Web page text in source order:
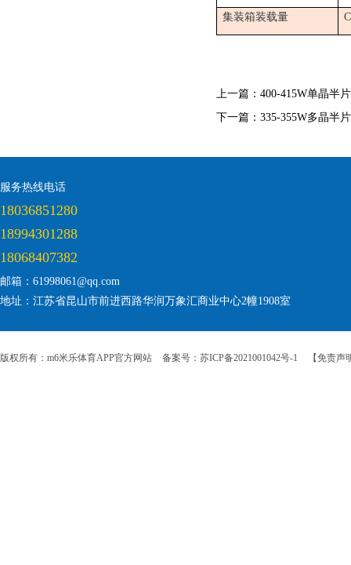
集装箱装载量
上一篇： 400-415W单晶半
下一篇： 335-355W多晶半
服务热线电话
18036851280
18994301288
18068407382
邮箱：61998061@qq.com
地址：江苏省昆山市前进西路华润万象汇商业中心2幢1908室
版权所有：m6米乐体育APP官方网站 备案号：苏ICP备2021001042号-1 【免责声